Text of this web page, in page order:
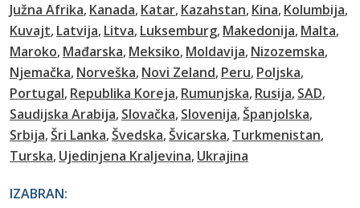
Južna Afrika Kanada Katar Kazahstan Kina Kolumbija
Kuvajt Latvija Litva Luksemburg Makedonija Malta
Maroko Mađarska Meksiko Moldavija Nizozemska
Njemačka Norveška Novi Zeland Peru Poljska
Portugal Republika Koreja Rumunjska Rusija SAD
Saudijska Arabija Slovačka Slovenija Španjolska
Srbija Šri Lanka Švedska Švicarska Turkmenistan
Turska Ujedinjena Kraljevina Ukrajina
IZABRAN: